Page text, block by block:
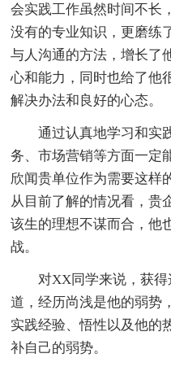
会实践工作虽然时间不长
没有的专业知识，更磨练
与人沟通的方法，增长了
心和能力，同时也给了他
解决办法和良好的心态。
通过认真地学习和实
务、市场营销等方面一定
欣闻贵单位作为需要这样
从目前了解的情况看，贵
该生的理想不谋而合，他
战。
对XX同学来说，获
道，经历尚浅是他的弱势
实践经验、悟性以及他的
补自己的弱势。